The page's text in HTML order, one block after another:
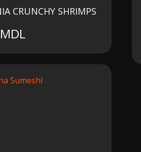
CRUNCHY SHRIMPS
MDL